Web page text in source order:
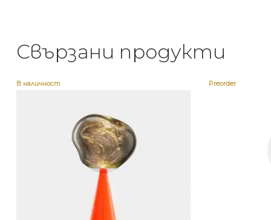
Свързани продукти
В наличност Preorder